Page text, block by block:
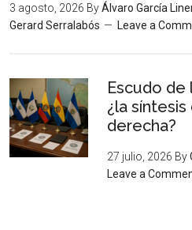
3 agosto, 2026 ByÁlvaro García
Gerard Serralabós
Leave a
Escudo de
¿la
derecha?
27 julio, 2026 By
Leave a